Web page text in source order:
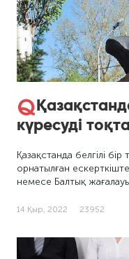
күресуді
Қазақстанда белгілі
орнатылған
немесе Балтық
14 Қыр, 2022 23952